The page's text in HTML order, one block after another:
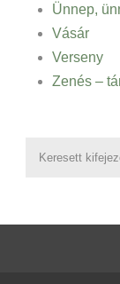
Ünnep,
Vásár
Verseny
Zenés –